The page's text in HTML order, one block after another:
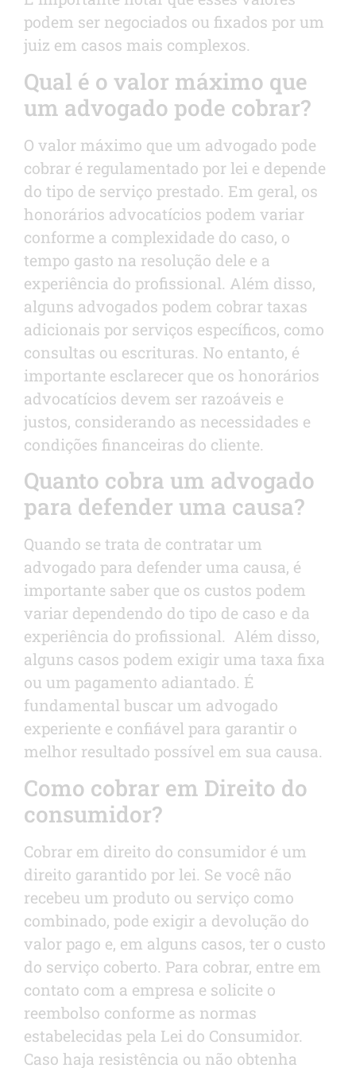
podem ser negociados ou fixados por um
juiz em casos mais complexos.
Qual é o valor máximo que
um advogado pode cobrar?
O valor máximo que um advogado pode
cobrar é regulamentado por lei e depende
do tipo de serviço prestado. Em geral, os
honorários advocatícios podem variar
conforme a complexidade do caso, o
tempo gasto na resolução dele e a
experiência do profissional. Além disso,
alguns advogados podem cobrar taxas
adicionais por serviços específicos, como
consultas ou escrituras. No entanto, é
importante esclarecer que os honorários
advocatícios devem ser razoáveis e
justos, considerando as necessidades e
condições financeiras do cliente.
Quanto cobra um advogado
para defender uma causa?
Quando se trata de contratar um
advogado para defender uma causa, é
importante saber que os custos podem
variar dependendo do tipo de caso e da
experiência do profissional. Além disso,
alguns casos podem exigir uma taxa fixa
ou um pagamento adiantado. É
fundamental buscar um advogado
experiente e confiável para garantir o
melhor resultado possível em sua causa.
Como cobrar em Direito do
consumidor?
Cobrar em direito do consumidor é um
direito garantido por lei. Se você não
recebeu um produto ou serviço como
combinado, pode exigir a devolução do
valor pago e, em alguns casos, ter o custo
do serviço coberto. Para cobrar, entre em
contato com a empresa e solicite o
reembolso conforme as normas
estabelecidas pela Lei do Consumidor.
Caso haja resistência ou não obtenha